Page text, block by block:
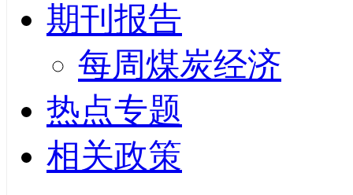
期刊报告
每周煤炭经济
热点专题
相关政策